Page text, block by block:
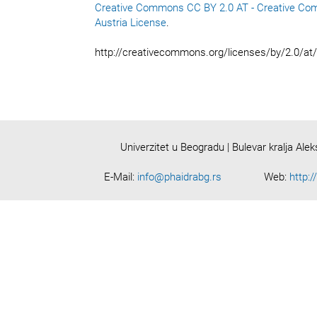
Creative Commons CC BY 2.0 AT - Creative
Austria License.
http://creativecommons.org/licenses/by/2.0/
Univerzitet u Beogradu | Bulevar kralja
E-Mail: info@phaidrabg.rs Web: